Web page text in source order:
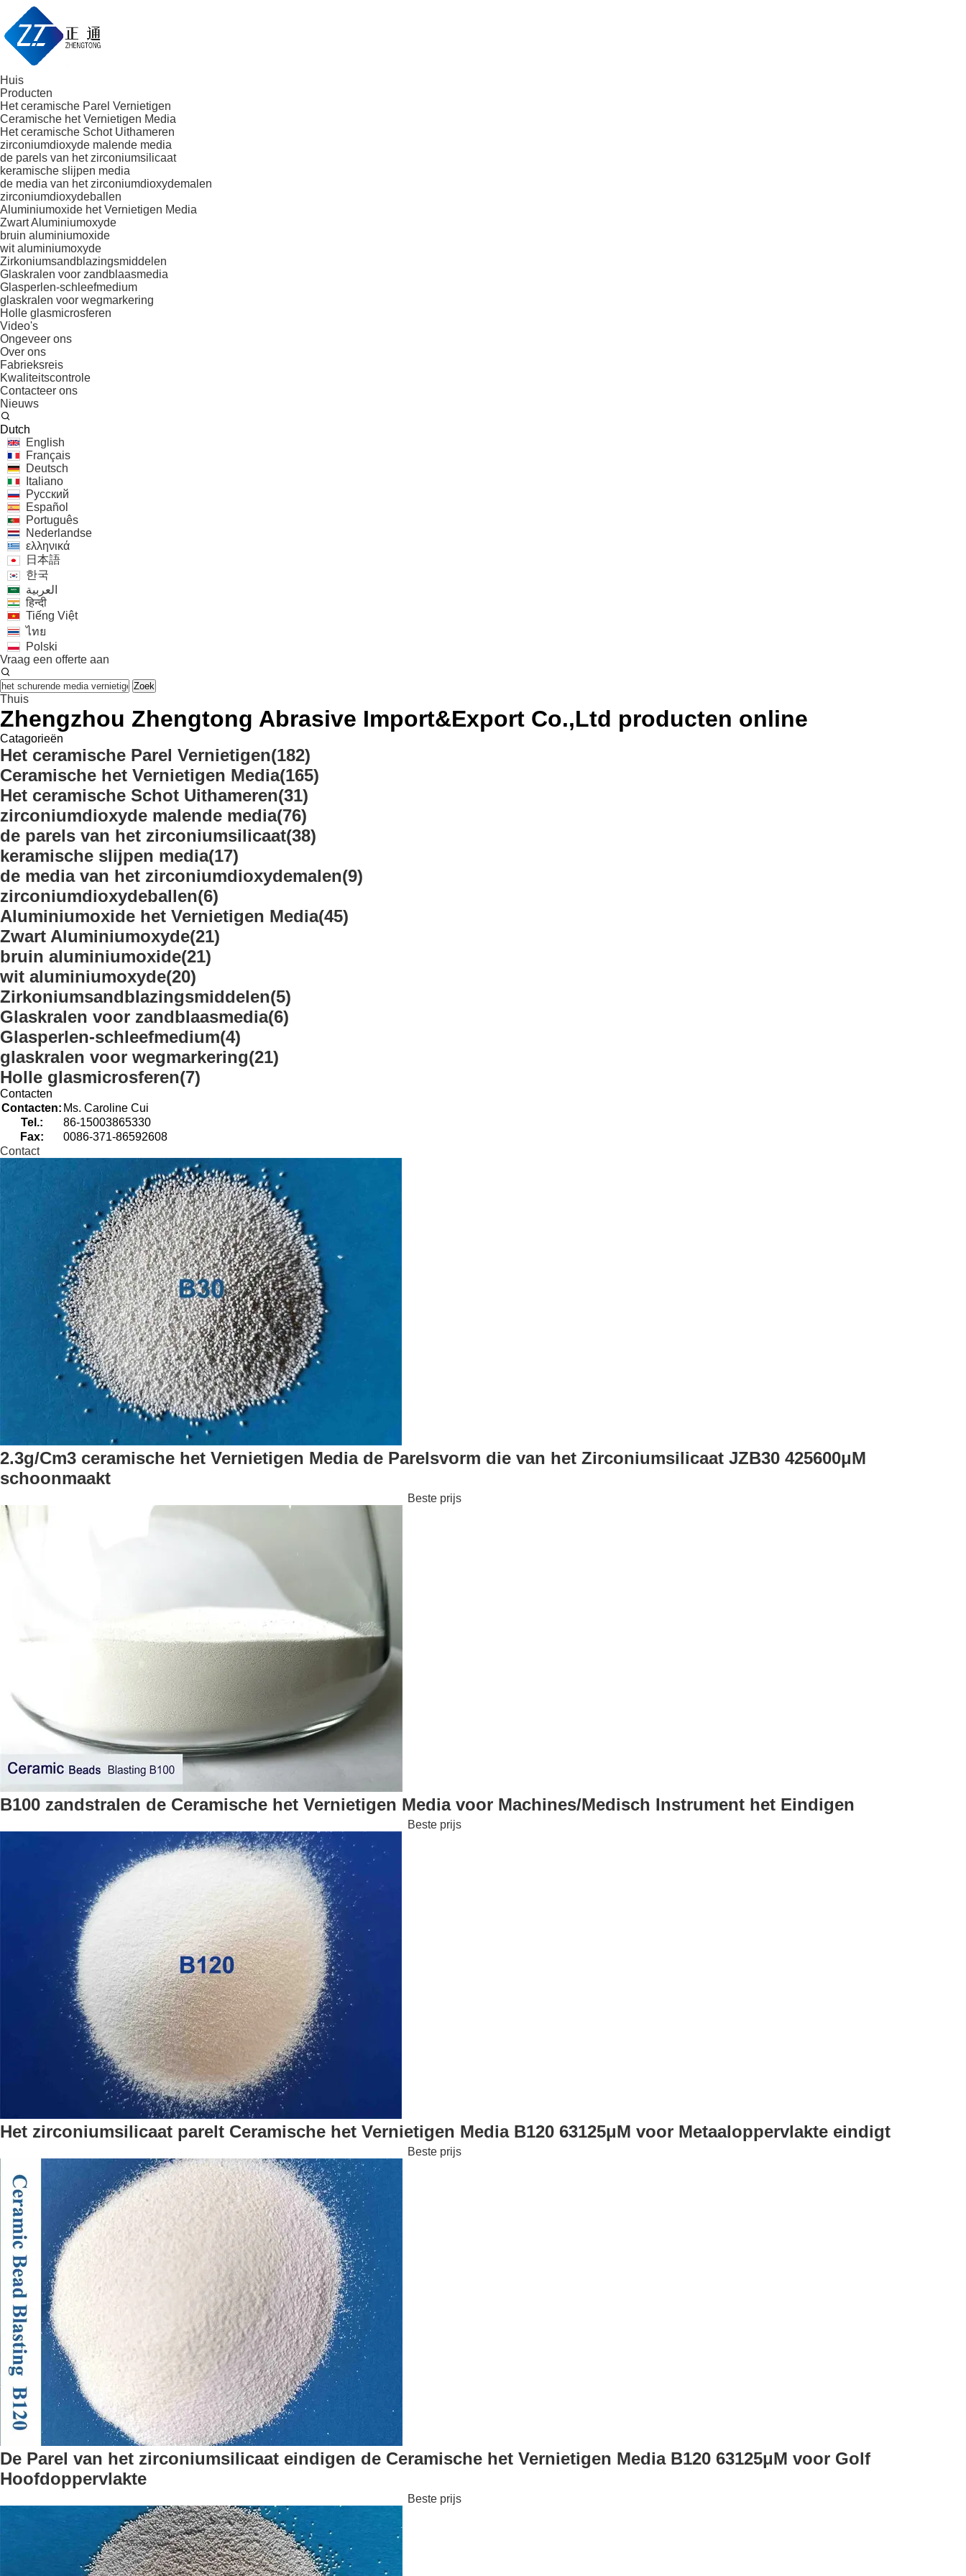
Huis
Producten
Het ceramische Parel Vernietigen
Ceramische het Vernietigen Media
Het ceramische Schot Uithameren
zirconiumdioxyde malende media
de parels van het zirconiumsilicaat
keramische slijpen media
de media van het zirconiumdioxydemalen
zirconiumdioxydeballen
Aluminiumoxide het Vernietigen Media
Zwart Aluminiumoxyde
bruin aluminiumoxide
wit aluminiumoxyde
Zirkoniumsandblazingsmiddelen
Glaskralen voor zandblaasmedia
Glasperlen-schleefmedium
glaskralen voor wegmarkering
Holle glasmicrosferen
Video's
Ongeveer ons
Over ons
Fabrieksreis
Kwaliteitscontrole
Contacteer ons
Nieuws
Dutch
English
Français
Deutsch
Italiano
Русский
Español
Português
Nederlandse
ελληνικά
日本語
한국
العربية
हिन्दी
Tiếng Việt
ไทย
Polski
Vraag een offerte aan
Zoek
Thuis
Zhengzhou Zhengtong Abrasive Import&Export Co.,Ltd producten online
Catagorieën
Het ceramische Parel Vernietigen(182)
Ceramische het Vernietigen Media(165)
Het ceramische Schot Uithameren(31)
zirconiumdioxyde malende media(76)
de parels van het zirconiumsilicaat(38)
keramische slijpen media(17)
de media van het zirconiumdioxydemalen(9)
zirconiumdioxydeballen(6)
Aluminiumoxide het Vernietigen Media(45)
Zwart Aluminiumoxyde(21)
bruin aluminiumoxide(21)
wit aluminiumoxyde(20)
Zirkoniumsandblazingsmiddelen(5)
Glaskralen voor zandblaasmedia(6)
Glasperlen-schleefmedium(4)
glaskralen voor wegmarkering(21)
Holle glasmicrosferen(7)
Contacten
Contacten: Ms. Caroline Cui
Tel.:
86-15003865330
Fax:
0086-371-86592608
Contact
2.3g/Cm3 ceramische het Vernietigen Media de Parelsvorm die van het Zirconiumsilicaat JZB30 425600μM
schoonmaakt
Beste prijs
B100 zandstralen de Ceramische het Vernietigen Media voor Machines/Medisch Instrument het Eindigen
Beste prijs
Het zirconiumsilicaat parelt Ceramische het Vernietigen Media B120 63125μM voor Metaaloppervlakte eindigt
Beste prijs
De Parel van het zirconiumsilicaat eindigen de Ceramische het Vernietigen Media B120 63125μM voor Golf
Hoofdoppervlakte
Beste prijs